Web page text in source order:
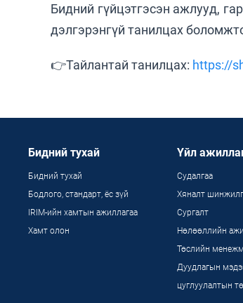
Бидний гүйцэтгэсэн ажлууд,
дэлгэрэнгүй танилцах
👉Тайлантай танилцах: https://
Бидний тухай
Бидний тухай
Бодлого, стандарт, ёс зүй
IRIM-ийн хамтын ажиллагаа
Хамт олон
Үйл
Судалгаа
Хяналт
Сургалт
Нөлөөллийн
Төслийн
Дуудлагын
цуглуулалтын